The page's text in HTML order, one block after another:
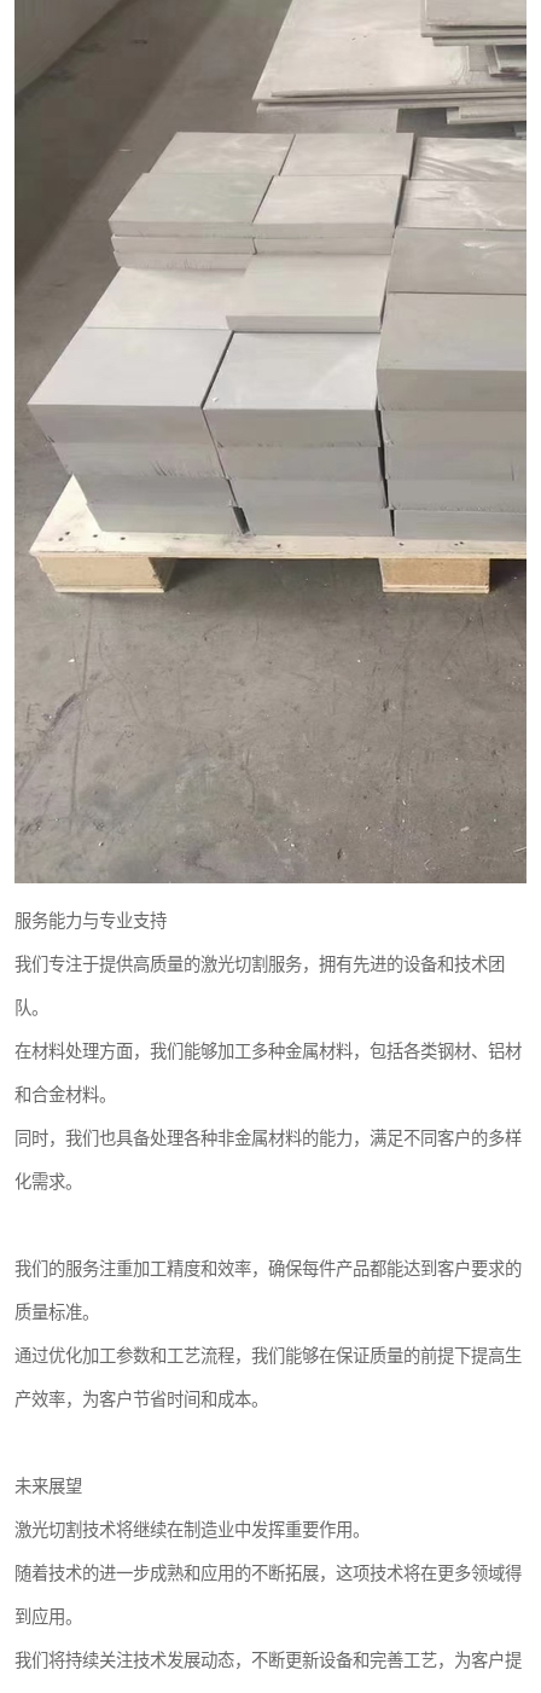
服务能力与专业支持
我们专注于提供高质量的激光切割服务，拥有先进的设备和技术团
队。
在材料处理方面，我们能够加工多种金属材料，包括各类钢材、铝材
和合金材料。
同时，我们也具备处理各种非金属材料的能力，满足不同客户的多样
化需求。
我们的服务注重加工精度和效率，确保每件产品都能达到客户要求的
质量标准。
通过优化加工参数和工艺流程，我们能够在保证质量的前提下提高生
产效率，为客户节省时间和成本。
未来展望
激光切割技术将继续在制造业中发挥重要作用。
随着技术的进一步成熟和应用的不断拓展，这项技术将在更多领域得
到应用。
我们将持续关注技术发展动态，不断更新设备和完善工艺，为客户提